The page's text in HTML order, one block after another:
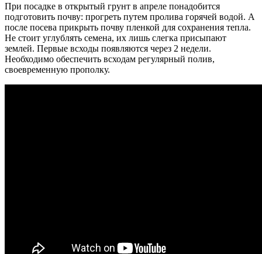
При посадке в открытый грунт в апреле понадобится
подготовить почву: прогреть путем пролива горячей водой. А
после посева прикрыть почву пленкой для сохранения тепла.
Не стоит углублять семена, их лишь слегка присыпают
землей. Первые всходы появляются через 2 недели.
Необходимо обеспечить всходам регулярный полив,
своевременную прополку.